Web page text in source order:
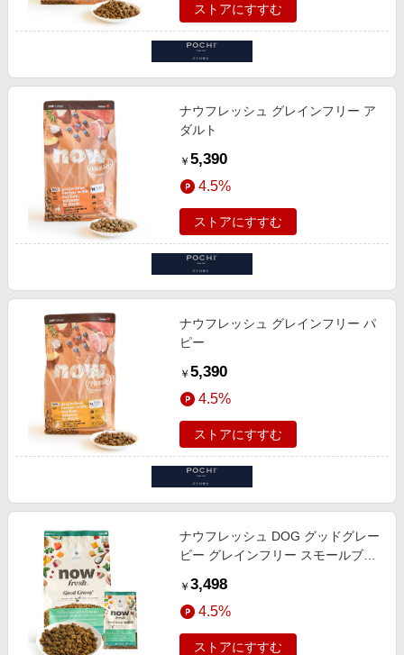
ストアにすすむ
ナウフレッシュ グレインフリー ア
ダルト
￥ 5,390
4.5%
ストアにすすむ
ナウフレッシュ グレインフリー パ
ピー
￥ 5,390
4.5%
ストアにすすむ
ナウフレッシュ DOG グッドグレー
ビー グレインフリー スモールブリ
ダックレシピ
￥ 3,498
4.5%
ストアにすすむ